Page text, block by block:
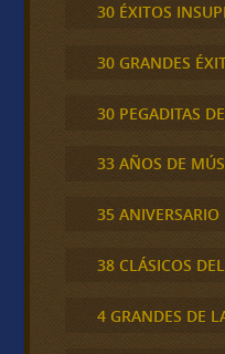
30 ÉXITOS
30 GRANDES
30 PEGADITAS
33 AÑOS DE
35 ANIVERSARIO
38 CLÁSICOS
4 GRANDES DE